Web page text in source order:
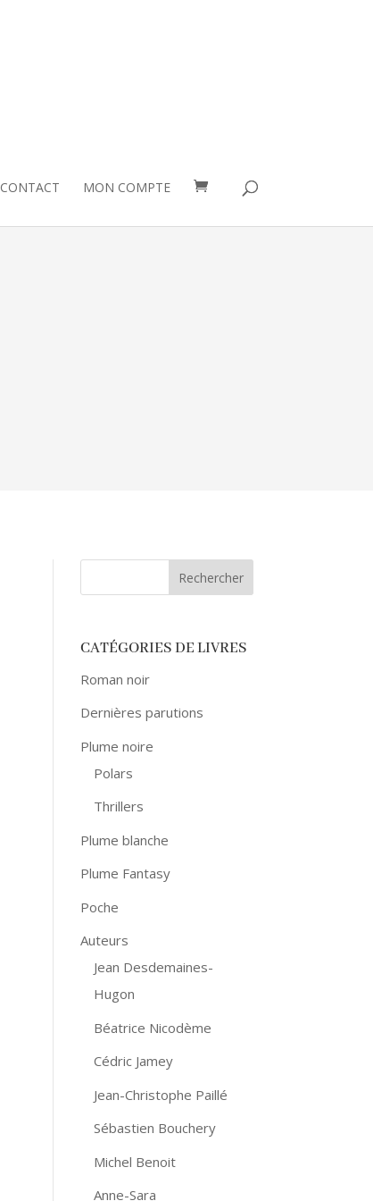
CONTACT MON COMPTE
CATÉGORIES DE LIVRES
Roman noir
Dernières parutions
Plume noire
Polars
Thrillers
Plume blanche
Plume Fantasy
Poche
Auteurs
Jean Desdemaines-
Hugon
Béatrice Nicodème
Cédric Jamey
Jean-Christophe Paillé
Sébastien Bouchery
Michel Benoit
Anne-Sara